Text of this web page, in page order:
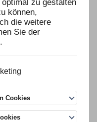
zu gestalten
können,
die weitere
Sie der
Cookies